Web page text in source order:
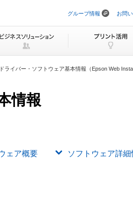
ビ
ョ
を
グループ情報 お問
ドライバー・ソフトウェア基本情報（Epson Web
情報
ェア概要 ソフトウェア詳細